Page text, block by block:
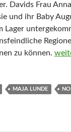
Davids Frau
und ihr Baby
Lager
zu können. Die
MAJA LUNDE